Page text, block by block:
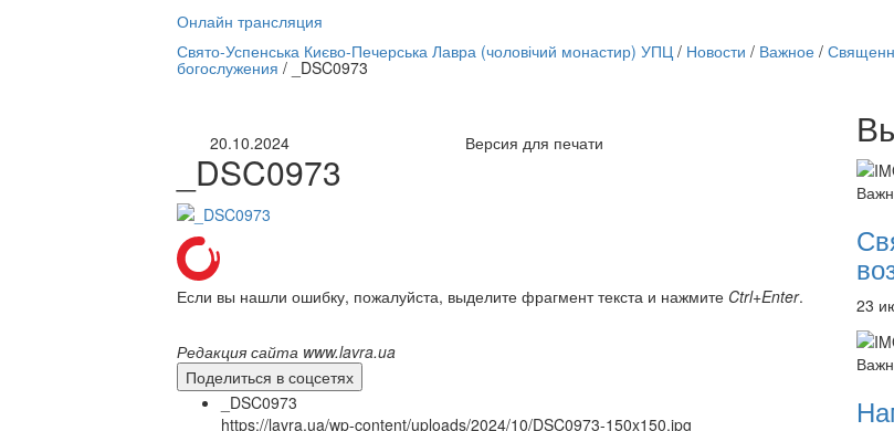
Онлайн трансляция
12 сентября
Онлайн
12 сентября
12
12 сентября
12
12
12
Перейти к архиву
Свято-Успенська Києво-Печерська Лавра (чоловічий монастир) УПЦ/ Новости / Важное/
богослужения / _DSC0973
20.10.2024 Версия для печати
_DSC0973
Если вы нашли ошибку, пожалуйста, выделите фрагмент текста и нажмите Ctrl+Enter.
Редакция сайта www.lavra.ua
Поделиться в соцсетях
_DSC0973
https://lavra.ua/wp-content/uploads/2024/10/DSC0973-150x150.jpg
23